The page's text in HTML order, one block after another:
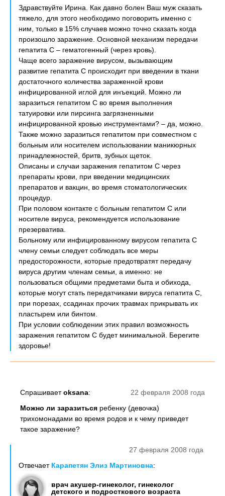
Здравствуйте Ирина. Как давно болен Ваш муж сказать
тяжело, для этого необходимо поговорить именно с
ним, только в 15% случаев можно точно сказать когда
произошло заражение. Основной механизм передачи
гепатита С – гематогенный (через кровь).
Чаще всего заражение вирусом, вызывающим
развитие гепатита C происходит при введении в ткани
достаточного количества зараженной крови
инфицированной иглой для инъекций. Можно ли
заразиться гепатитом С во время выполнения
татуировки или пирсинга загрязненными
инфицированной кровью инструментами? – да, можно.
Также можно заразиться гепатитом при совместном с
больным или носителем использовании маникюрных
принадлежностей, бритв, зубных щеток.
Описаны и случаи заражения гепатитом С через
препараты крови, при введении медицинских
препаратов и вакцин, во время стоматологических
процедур.
При половом контакте с больным гепатитом С или
носителе вируса, рекомендуется использование
презерватива.
Больному или инфицированному вирусом гепатита С
члену семьи следует соблюдать все меры
предосторожности, которые предотвратят передачу
вируса другим членам семьи, а именно: не
пользоваться общими предметами быта и обихода,
которые могут стать передатчиками вируса гепатита С,
при порезах, ссадинах прочих травмах прикрывать их
пластырем или бинтом.
При условии соблюдении этих правил возможность
заражения гепатитом С будет минимальной. Берегите
здоровье!
22 февраля 2008 года
Спрашиваетoksana:
Можно ли заразиться ребенку (девочка)
трихомонадами во время родов и к чему приведет
такое заражение?
27 февраля 2008 года
Отвечает Карапетян Элиз Мартиновна:
врач акушер-гинеколог, гинеколог
детского и подросткового возраста